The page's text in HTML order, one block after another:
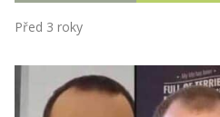
Před 3 roky